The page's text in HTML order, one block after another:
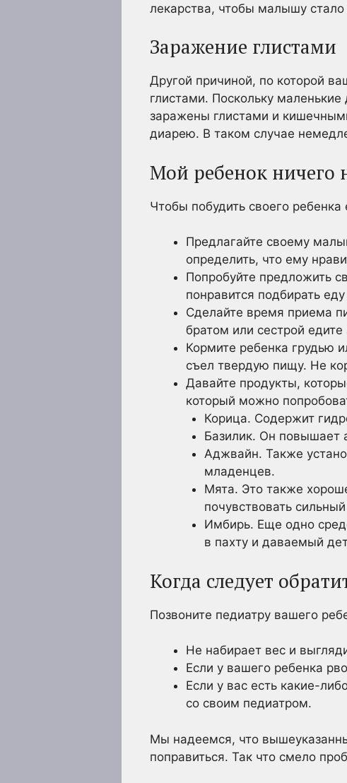
лекарства, чтобы малышу стало
Заражение глистами
Другой причиной, по которой
глистами. Поскольку
заражены глистами и
диарею. В таком случае
Мой ребенок ничего
Чтобы побудить своего
Предлагайте своему
определить, что ему
Попробуйте предложить
понравится подбирать
Сделайте время приема
братом или сестрой
Кормите ребенка грудью
съел твердую пищу. Не
Давайте продукты,
который можно
Корица. Содержит
Базилик. Он повышает
Аджвайн. Также
младенцев.
Мята. Это также
почувствовать
Имбирь. Еще одно
в пахту и даваемый
Когда следует
Позвоните педиатру вашего
Не набирает вес и
Если у вашего ребенка
Если у вас есть какие-
со своим педиатром.
Мы надеемся, что
поправиться. Так что смело